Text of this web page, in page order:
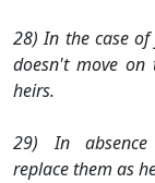
28) In the case
doesn't move
heirs.
29) In absence
replace them as